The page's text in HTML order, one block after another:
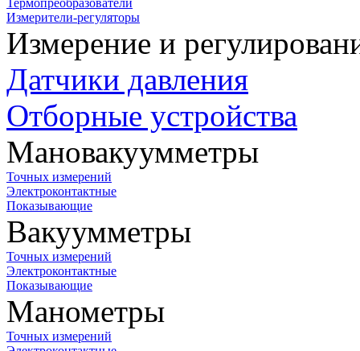
Термопреобразователи
Измерители-регуляторы
Измерение и
Датчики давления
Отборные устройства
Мановакуумметры
Точных измерений
Электроконтактные
Показывающие
Вакуумметры
Точных измерений
Электроконтактные
Показывающие
Манометры
Точных измерений